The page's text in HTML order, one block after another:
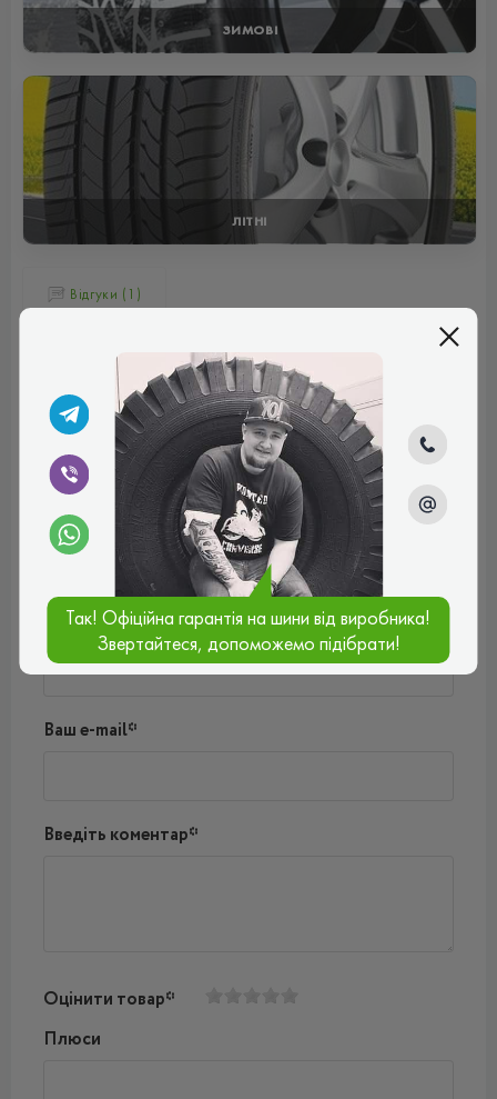
ЗИМОВІ
ЛІТНІ
Відгуки (1)
Не погана гума, добре балансується, досить міцна,
проїхала майже 20 тис. практично без зношування.
Плюси:
​​Міцна, зносостійка, хороша гума
Мінуси:
Спочатку здавалася шумною
Рейтинг:
(5.0)
Написати коментар
Ім'я*
Ваш e-mail*
Введіть коментар*
Оцінити товар*
Плюси
Так! Офіційна гарантія на шини від виробника!
Звертайтеся, допоможемо підібрати!